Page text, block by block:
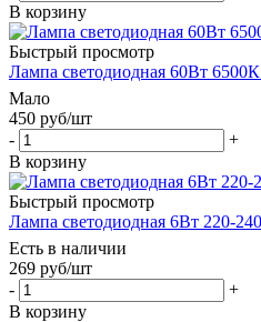
В корзину
Быстрый просмотр
Лампа светодиодная 60Вт
Мало
450 руб/шт
-
+
В корзину
Быстрый просмотр
Лампа светодиодная 6Вт 220-
Есть в наличии
269 руб/шт
-
+
В корзину